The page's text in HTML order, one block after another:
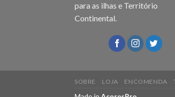
para as ilhas e Território
Continental.
SOBRE LOJA ENCOMENDA